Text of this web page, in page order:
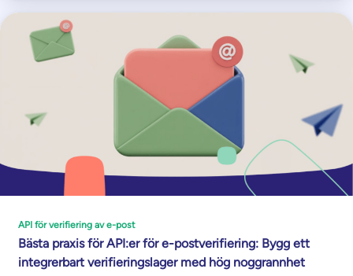
API för verifiering av e-post
Bästa praxis för API:er för e-postverifiering: Bygg ett
integrerbart verifieringslager med hög noggrannhet